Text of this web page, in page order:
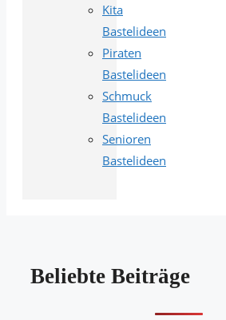
Kita
Bastelideen
Piraten
Bastelideen
Schmuck
Bastelideen
Senioren
Bastelideen
Beliebte Beiträge